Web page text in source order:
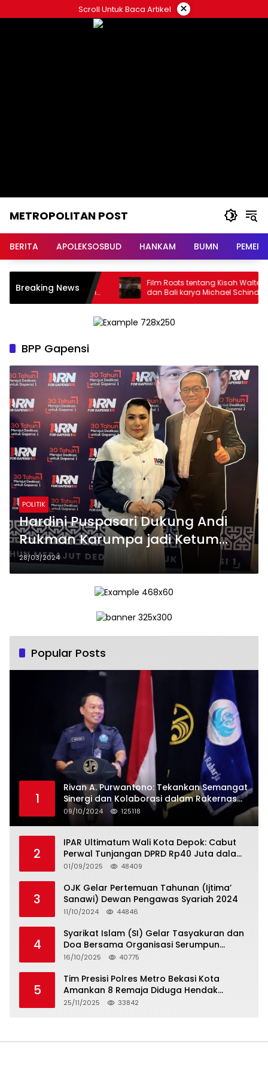
ke
Scroll Untuk Baca Artikel ×
METROPOLITAN POST
BERITA APOLEKSOSBUD HANKAM BUMN
Breaking News
Menak Senoyo
Persatuan
Nusantara
Film Roots tentang Kisah Walter Spies
dan Bali karya Michael Schindhelm di
Jakarta Menuai Banyak Pujian
BPP Gapensi
POLITIK
Hardini Puspasari Dukung Andi
Rukman Karumpa jadi Ketum
Gapensi
28/03/2024
Popular Posts
1
Rivan A. Purwantono: Tekankan Semangat
Sinergi dan Kolaborasi dalam Rakernas
Serikat Pekerja Jasa Raharja
09/10/2024 125118
2
IPAR Ultimatum Wali Kota Depok: Cabut
Perwal Tunjangan DPRD Rp40 Juta dalam
5 Hari atau Hadapi Aksi Rakyat
01/09/2025 48409
3
OJK Gelar Pertemuan Tahunan (Ijtima’
Sanawi) Dewan Pengawas Syariah 2024
11/10/2024 44846
4
Syarikat Islam (SI) Gelar Tasyakuran dan
Doa Bersama Organisasi Serumpun
Syarikat Islam Doa
16/10/2025 40775
5
Tim Presisi Polres Metro Bekasi Kota
Amankan 8 Remaja Diduga Hendak
Tawuran
25/11/2025 33842